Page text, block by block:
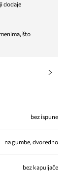
dodaje
što
bez ispune
na gumbe, dvoredno
bez kapuljače